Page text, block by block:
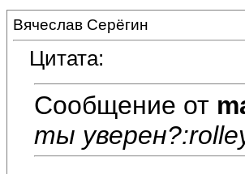
Вячеслав Серёгин
Цитата:
Сообщение от
ты